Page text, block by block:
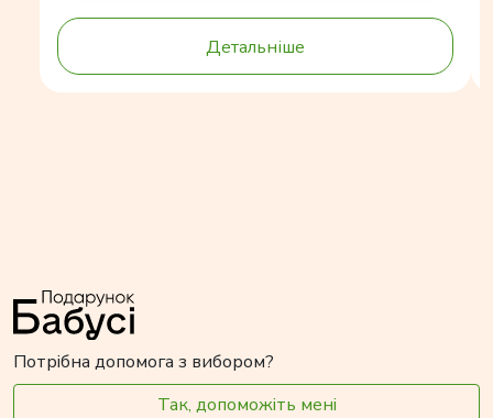
Детальніше
Потрібна допомога з вибором?
Так, допоможіть мені